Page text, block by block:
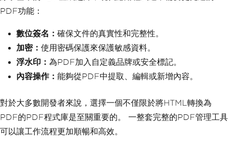
PDF功能：
數位簽名： 確保文件的真實性和完整性。
加密： 使用密碼保護來保護敏感資料。
浮水印： 為PDF加入自定義品牌或安全標記。
內容操作： 能夠從PDF中提取、編輯或新增內容。
對於大多數開發者來說，選擇一個不僅限於將HTML轉換為
PDF的PDF程式庫是至關重要的。 一整套完整的PDF管理工具
可以讓工作流程更加順暢和高效。